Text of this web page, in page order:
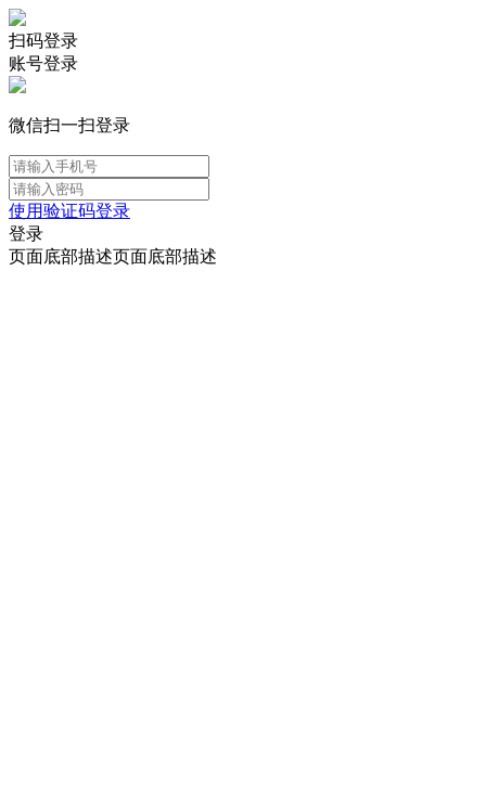
扫码登录
账号登录
微信扫一扫登录
使用验证码登录
登录
页面底部描述页面底部描述